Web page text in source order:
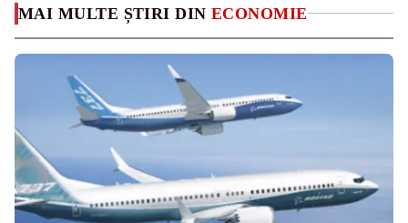
MAI MULTE ȘTIRI DIN ECONOMIE